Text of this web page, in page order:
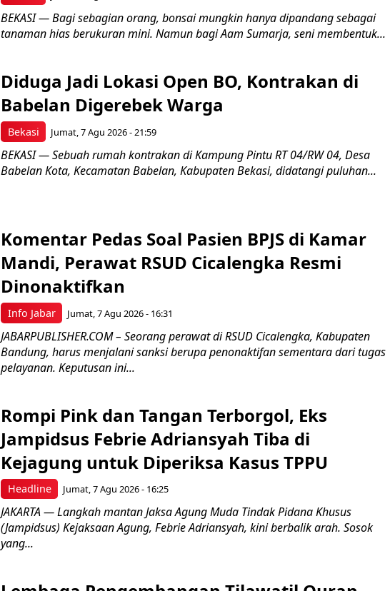
BEKASI — Bagi sebagian orang, bonsai mungkin hanya dipandang sebagai
tanaman hias berukuran mini. Namun bagi Aam Sumarja, seni membentuk...
Bekasi
Diduga Jadi Lokasi Open BO, Kontrakan di
Babelan Digerebek Warga
Jumat, 7 Agu 2026 - 21:59
BEKASI — Sebuah rumah kontrakan di Kampung Pintu RT 04/RW 04, Desa
Babelan Kota, Kecamatan Babelan, Kabupaten Bekasi, didatangi puluhan...
Info Jabar
Komentar Pedas Soal Pasien BPJS di Kamar
Mandi, Perawat RSUD Cicalengka Resmi
Dinonaktifkan
Jumat, 7 Agu 2026 - 16:31
JABARPUBLISHER.COM – Seorang perawat di RSUD Cicalengka, Kabupaten
Bandung, harus menjalani sanksi berupa penonaktifan sementara dari tugas
pelayanan. Keputusan ini...
Headline
Rompi Pink dan Tangan Terborgol, Eks
Jampidsus Febrie Adriansyah Tiba di
Kejagung untuk Diperiksa Kasus TPPU
Jumat, 7 Agu 2026 - 16:25
JAKARTA — Langkah mantan Jaksa Agung Muda Tindak Pidana Khusus
(Jampidsus) Kejaksaan Agung, Febrie Adriansyah, kini berbalik arah. Sosok
yang...